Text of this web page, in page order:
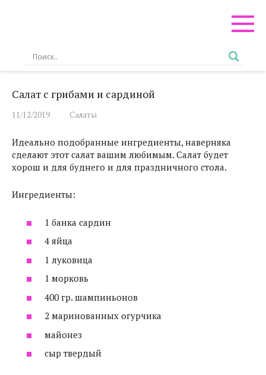
Салат с грибами и сардиной
11/12/2019 Салаты
Идеально подобранные ингредиенты, наверняка
сделают этот салат вашим любимым. Салат будет
хорош и для буднего и для праздничного стола.
Ингредиенты:
1 банка сардин
4 яйца
1 луковица
1 морковь
400 гр. шампиньонов
2 маринованных огурчика
майонез
сыр твердый